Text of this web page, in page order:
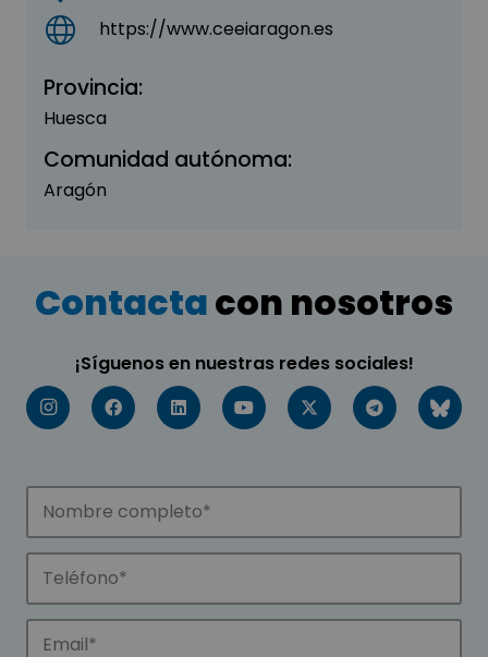
https://www.ceeiaragon.es
Provincia:
Huesca
Comunidad autónoma:
Aragón
Contactacon nosotros
¡Síguenos en nuestras redes sociales!